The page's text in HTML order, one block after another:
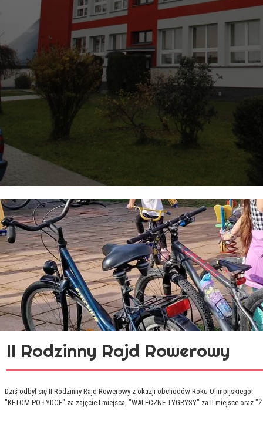
Dziś odbył się II Rodzinny Rajd Rowerowy z okazji obchodów Roku Olimpijskiego!
"KETOM PO ŁYDCE" za zajęcie I miejsca, "WALECZNE TYGRYSY" za II miejsce oraz
II Rodzinny Rajd Rowerowy